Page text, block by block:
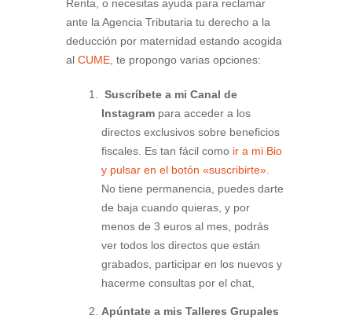
Renta, o necesitas ayuda para reclamar
ante la Agencia Tributaria tu derecho a la
deducción por maternidad estando acogida
al CUME, te propongo varias opciones:
Suscríbete a mi Canal de
Instagram para acceder a los
directos exclusivos sobre beneficios
fiscales. Es tan fácil como ir a mi Bio
y pulsar en el botón «suscribirte».
No tiene permanencia, puedes darte
de baja cuando quieras, y por
menos de 3 euros al mes, podrás
ver todos los directos que están
grabados, participar en los nuevos y
hacerme consultas por el chat,
Apúntate a mis Talleres Grupales